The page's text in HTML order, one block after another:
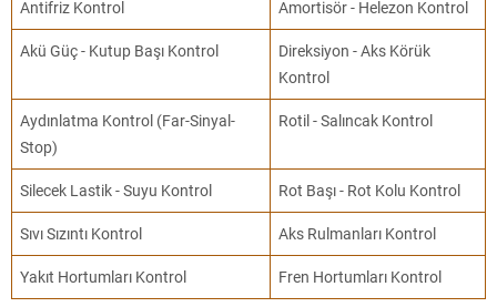
Antifriz Kontrol Amortisör - Helezon Kontrol
Akü Güç - Kutup Başı Kontrol
Direksiyon - Aks Körük
Kontrol
Aydınlatma Kontrol (Far-Sinyal-
Stop)
Rotil - Salıncak Kontrol
Silecek Lastik - Suyu Kontrol Rot Başı - Rot Kolu Kontrol
Sıvı Sızıntı Kontrol Aks Rulmanları Kontrol
Yakıt Hortumları Kontrol Fren Hortumları Kontrol